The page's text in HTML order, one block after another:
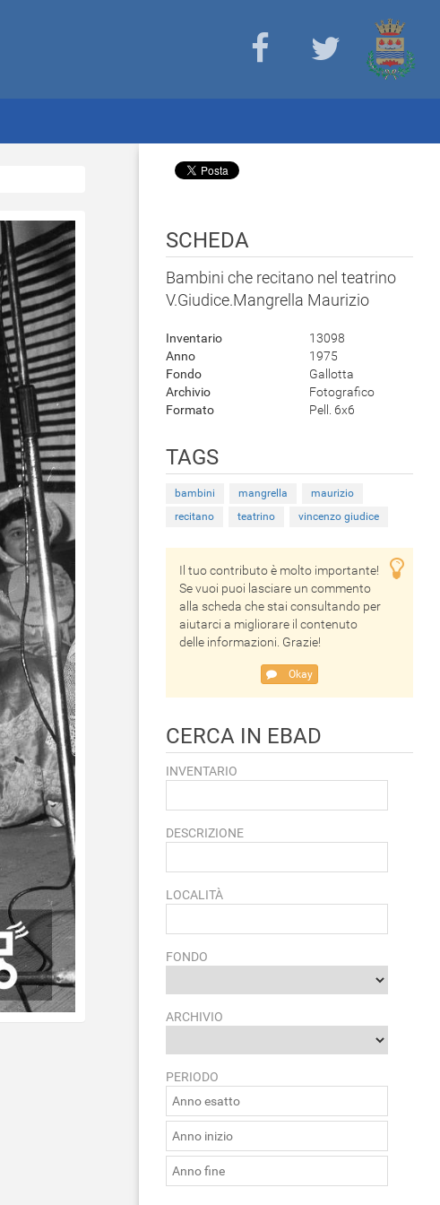
SCHEDA
Bambini che recitano nel teatrino
V.Giudice.Mangrella Maurizio
Inventario
13098
Anno
1975
Fondo
Gallotta
Archivio
Fotografico
Formato
Pell. 6x6
TAGS
bambini mangrella
maurizio
recitano
teatrino vincenzo giudice
Il tuo contributo è molto importante!
Se vuoi puoi lasciare un commento
alla scheda che stai consultando per
aiutarci a migliorare il contenuto
delle informazioni. Grazie!
Okay
CERCA IN EBAD
INVENTARIO
DESCRIZIONE
LOCALITÀ
FONDO
ARCHIVIO
PERIODO